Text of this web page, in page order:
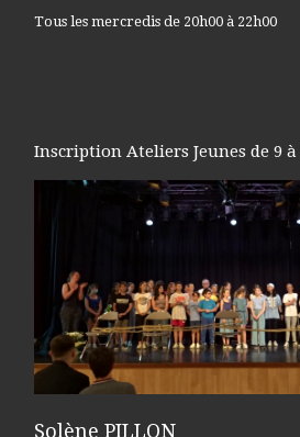
Tous les mercredis de 20h00 à 22h00
Inscription Ateliers Jeunes de 9 à
Solène PILLON